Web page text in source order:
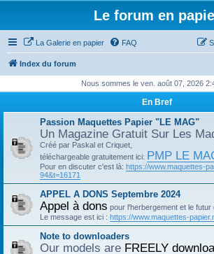
Le forum en
La Galerie en papier FAQ
Index du forum
Nous sommes le ven. août 07, 2026
En Bref
Passion Maquettes Papier "LE MAG"
Un Magazine Gratuit Sur Les
Créé par Paskal et Criquet,
téléchargeable gratuitement ici: PMP LE
Pour en discuter c'est là: https://www.maquettes-
94&t=16171
APPEL A DONS Septembre 2024
Appel à dons pour l'herbergement et le futur
Le message est ici : https://www.maquettes-
Note to downloaders
Our models are FREELY